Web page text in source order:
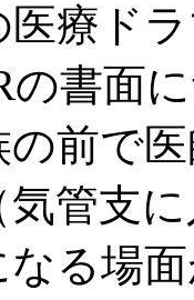
療ド
の書面
前で
管支
る場